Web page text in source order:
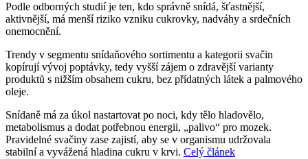
Podle odborných studií je ten, kdo správně snídá, šťastnější,
aktivnější, má menší riziko vzniku cukrovky, nadváhy a srdečních
onemocnění.
Trendy v segmentu snídaňového sortimentu a kategorii svačin
kopírují vývoj poptávky, tedy vyšší zájem o zdravější varianty
produktů s nižším obsahem cukru, bez přídatných látek a palmového
oleje.
Snídaně má za úkol nastartovat po noci, kdy tělo hladovělo,
metabolismus a dodat potřebnou energii, „palivo“ pro mozek.
Pravidelné svačiny zase zajistí, aby se v organismu udržovala
stabilní a vyvážená hladina cukru v krvi. Celý článek